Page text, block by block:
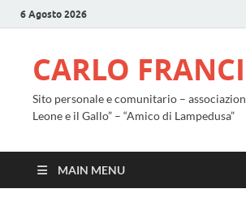
6 Agosto 2026
CARLO
Sito personale e comunitario –
Leone e il Gallo” – “Amico di Lampedusa”
MAIN MENU